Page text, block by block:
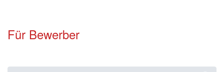
Für Bewerber